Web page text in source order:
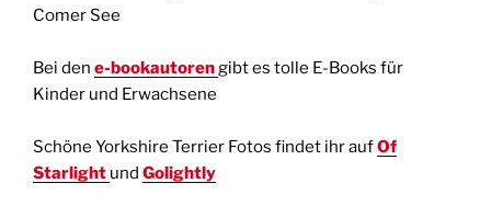
Comer See
Bei den e-bookautorengibt es tolle E-Books für
Kinder und Erwachsene
Schöne Yorkshire Terrier Fotos findet ihr aufOf
Starlight und Golightly